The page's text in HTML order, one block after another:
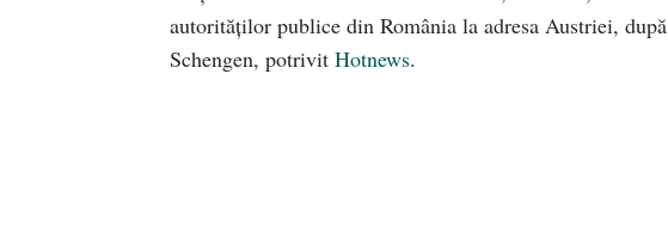
autorităților publice din România la adresa Austriei,
Schengen, potrivit Hotnews.